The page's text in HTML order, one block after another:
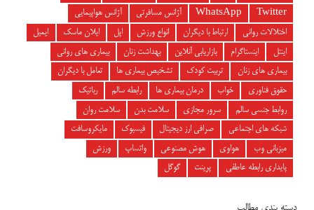
Twitter
WhatsApp آژانس مسافرتی
آژانس هواپیمایی
اختلالات روانی
ارتباط با دیگران انواع ورزش اپل ایلان ماسک
ایمیل
اینتل
اینستاگرام بازاریابی آنلاین بهداشت زنان
بیماری های روانی
بیماری های زنان
تربیت کودک تشخیص بیماری ها
تعامل با دیگران
حقوق فناوری
خواب درمان بیماری ها رابطه سالم
رباتیک
روابط جنسی سالم
سرور مجازی سلامت بدن
سلامت روان
شبکه های اجتماعی
صرافی ارز دیجیتال فیسبوک
مایکروسافت
میزبانی وب
هواوی هوش مصنوعی واتساپ
ورزش
پایداری رابطه عاطفی
پرینت گوگل